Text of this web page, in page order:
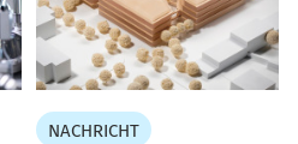
NACHRICHT